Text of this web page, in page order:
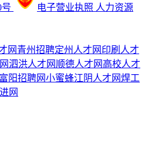
号 电子营业执照 人力资源
网 青州招聘定州人才网 印刷人才
泗洪人才网 顺德人才网 高校人才
富阳招聘网小蜜蜂江阴人才网焊工
网